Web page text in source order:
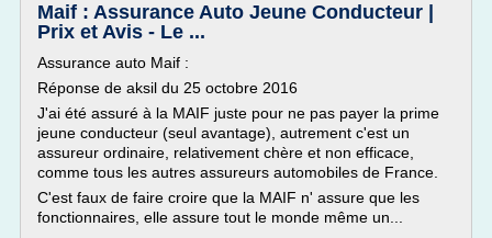
Maif : Assurance Auto Jeune Conducteur |
Prix et Avis - Le ...
Assurance auto Maif :
Réponse de aksil du 25 octobre 2016
J'ai été assuré à la MAIF juste pour ne pas payer la prime
jeune conducteur (seul avantage), autrement c'est un
assureur ordinaire, relativement chère et non efficace,
comme tous les autres assureurs automobiles de France.
C'est faux de faire croire que la MAIF n' assure que les
fonctionnaires, elle assure tout le monde même un...